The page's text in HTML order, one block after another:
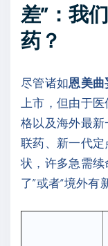
差”：我
药？
尽管诸如恩美曲
上市，但由于
格以及海外最新
联药、新一代
状，许多急需续
了”或者“境外有